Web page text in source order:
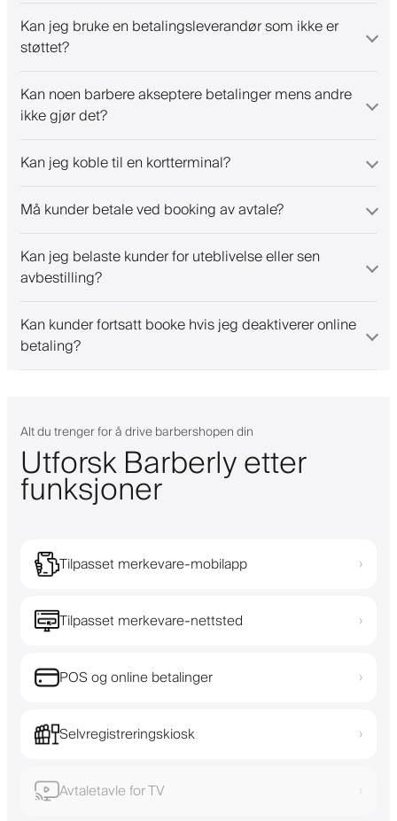
Kan jeg bruke en betalingsleverandør som ikke er
støttet?
Kan noen barbere akseptere betalinger mens andre
ikke gjør det?
Kan jeg koble til en kortterminal?
Må kunder betale ved booking av avtale?
Kan jeg belaste kunder for uteblivelse eller sen
avbestilling?
Kan kunder fortsatt booke hvis jeg deaktiverer online
betaling?
Alt du trenger for å drive barbershopen din
Utforsk Barberly etter
funksjoner
Tilpasset merkevare-mobilapp ›
Tilpasset merkevare-nettsted ›
POS og online betalinger ›
Selvregistreringskiosk ›
Avtaletavle for TV ›